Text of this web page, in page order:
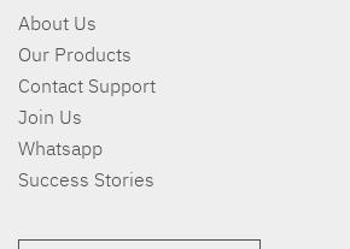
About Us
Our Products
Contact Support
Join Us
Whatsapp
Success Stories